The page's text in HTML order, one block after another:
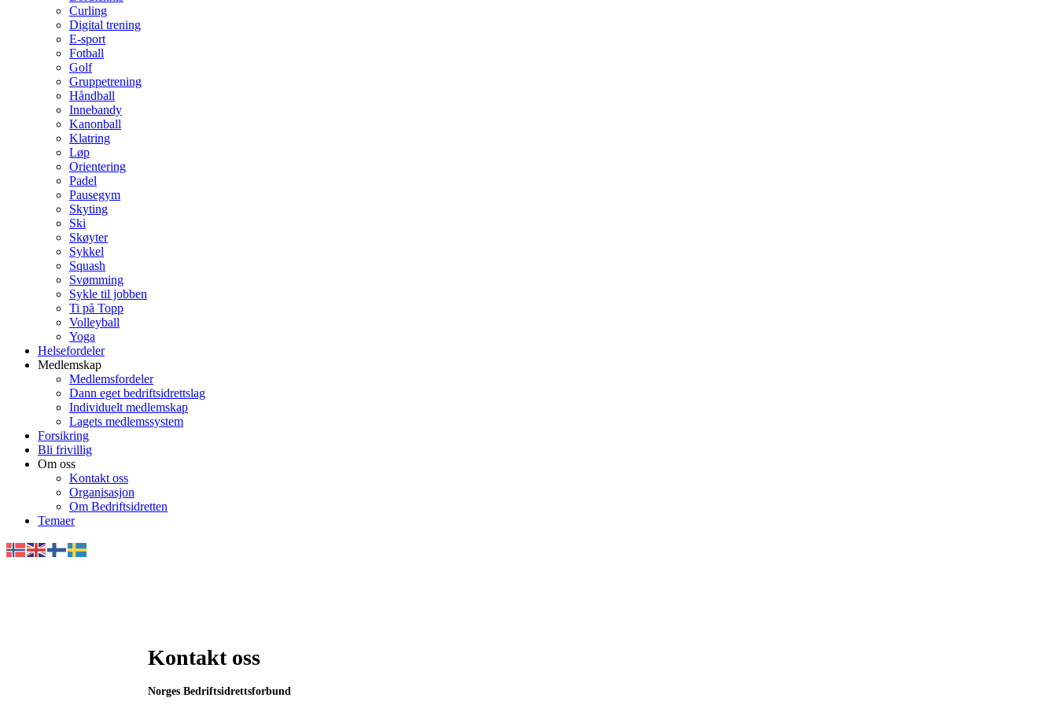
Curling
Digital trening
E-sport
Fotball
Golf
Gruppetrening
Håndball
Innebandy
Kanonball
Klatring
Løp
Orientering
Padel
Pausegym
Skyting
Ski
Skøyter
Sykkel
Squash
Svømming
Sykle til jobben
Ti på Topp
Volleyball
Yoga
Helsefordeler
Medlemskap
Medlemsfordeler
Dann eget bedriftsidrettslag
Individuelt medlemskap
Lagets medlemssystem
Forsikring
Bli frivillig
Om oss
Kontakt oss
Organisasjon
Om Bedriftsidretten
Temaer
Kontakt oss
Norges Bedriftsidrettsforbund